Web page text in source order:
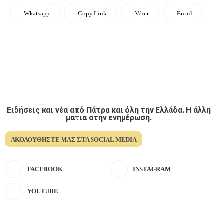
Whatsapp Copy Link Viber Email
Ειδήσεις και νέα από Πάτρα και όλη την Ελλάδα. Η άλλη
ματια στην ενημέρωση.
ΑΚΟΛΟΥΘΉΣΤΕ ΜΑΣ ΣΤΑ SOCIAL MEDIA
FACEBOOK INSTAGRAM
YOUTUBE